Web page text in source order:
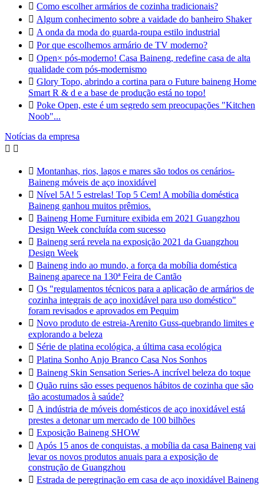
 Como escolher armários de cozinha tradicionais?
 Algum conhecimento sobre a vaidade do banheiro Shaker
 A onda da moda do guarda-roupa estilo industrial
 Por que escolhemos armário de TV moderno?
 Open× pós-moderno! Casa Baineng, redefine casa de alta
qualidade com pós-modernismo
 Glory Topo, abrindo a cortina para o Future baineng Home
Smart R & d e a base de produção está no topo!
 Poke Open, este é um segredo sem preocupações "Kitchen
Noob"...
Notícias da empresa
 
 Montanhas, rios, lagos e mares são todos os cenários-
Baineng móveis de aço inoxidável
 Nível 5A! 5 estrelas! Top 5 Cem! A mobília doméstica
Baineng ganhou muitos prêmios.
 Baineng Home Furniture exibida em 2021 Guangzhou
Design Week concluída com sucesso
 Baineng será revela na exposição 2021 da Guangzhou
Design Week
 Baineng indo ao mundo, a força da mobília doméstica
Baineng aparece na 130ª Feira de Cantão
 Os "regulamentos técnicos para a aplicação de armários de
cozinha integrais de aço inoxidável para uso doméstico"
foram revisados e aprovados em Pequim
 Novo produto de estreia-Arenito Guss-quebrando limites e
explorando a beleza
 Série de platina ecológica, a última casa ecológica
 Platina Sonho Anjo Branco Casa Nos Sonhos
 Baineng Skin Sensation Series-A incrível beleza do toque
 Quão ruins são esses pequenos hábitos de cozinha que são
tão acostumados à saúde?
 A indústria de móveis domésticos de aço inoxidável está
prestes a detonar um mercado de 100 bilhões
 Exposição Baineng SHOW
 Após 15 anos de conquistas, a mobília da casa Baineng vai
levar os novos produtos anuais para a exposição de
construção de Guangzhou
 Estrada de peregrinação em casa de aço inoxidável Baineng